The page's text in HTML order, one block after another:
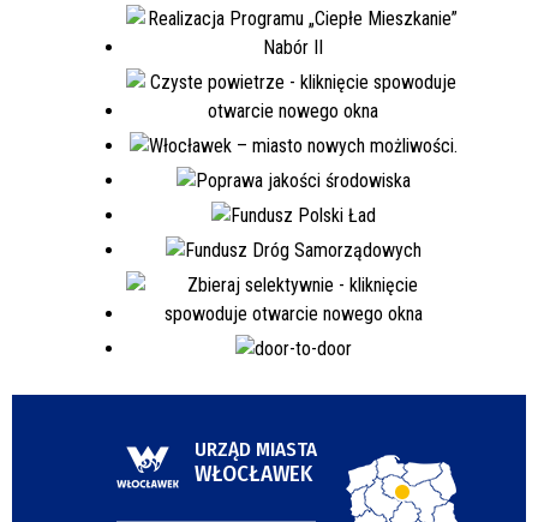
URZĄD MIASTA
WŁOCŁAWEK